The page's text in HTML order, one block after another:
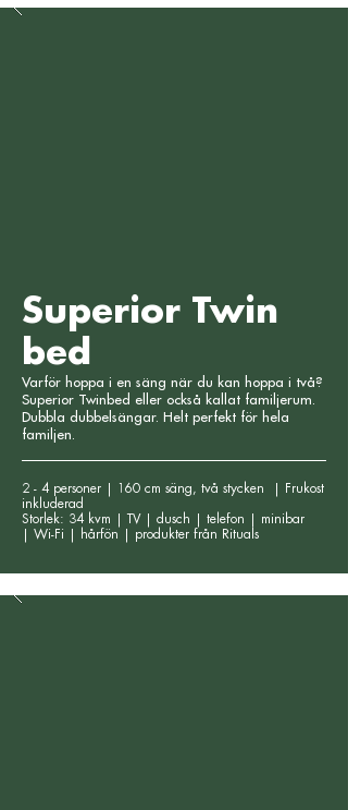
Superior Twin
bed
Varför hoppa i en säng när du kan hoppa i två?
Superior Twinbed eller också kallat familjerum.
Dubbla dubbelsängar. Helt perfekt för hela
familjen.
2 - 4 personer | 160 cm säng, två stycken | Frukost
inkluderad
Storlek: 34 kvm | TV | dusch | telefon | minibar
Wi-Fi | hårfön | produkter från Rituals